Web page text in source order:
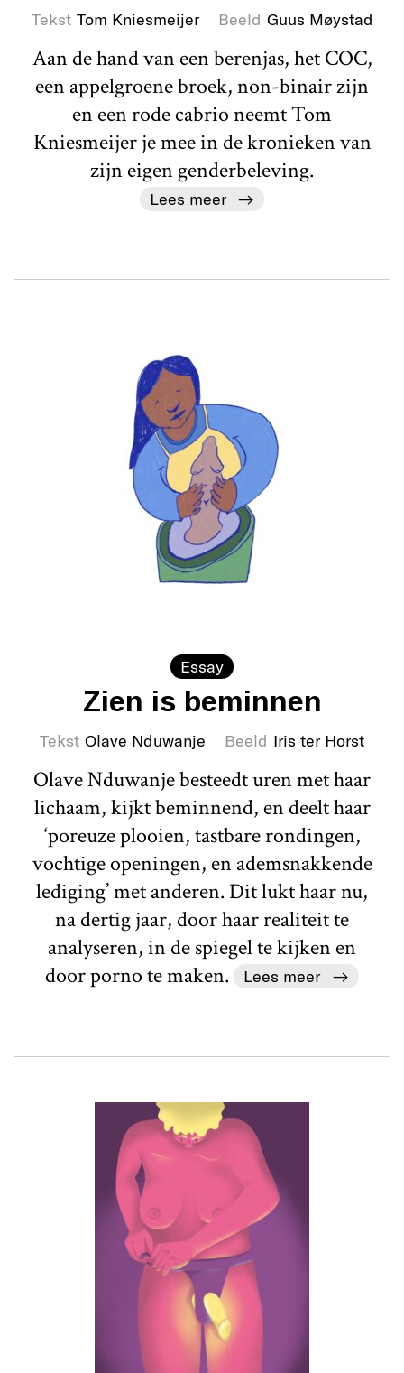
Tekst Tom Kniesmeijer Beeld Guus Møystad
Aan de hand van een berenjas, het COC,
een appelgroene broek, non-binair zijn
en een rode cabrio neemt Tom
Kniesmeijer je mee in de kronieken van
zijn eigen genderbeleving.
Lees meer
Essay
Zien is beminnen
Tekst Olave Nduwanje Beeld Iris ter Horst
Olave Nduwanje besteedt uren met haar
lichaam, kijkt beminnend, en deelt haar
‘poreuze plooien, tastbare rondingen,
vochtige openingen, en ademsnakkende
lediging’ met anderen. Dit lukt haar nu,
na dertig jaar, door haar realiteit te
analyseren, in de spiegel te kijken en
door porno te maken.
Lees meer